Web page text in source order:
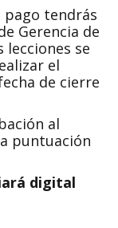
pago tendrás
Gerencia de
lecciones se
el
de cierre
al
puntuación
digital